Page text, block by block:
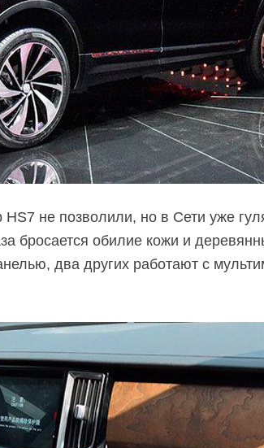
HS7 не позволили, но в Сети уже
бросается обилие кожи и
два других работают с